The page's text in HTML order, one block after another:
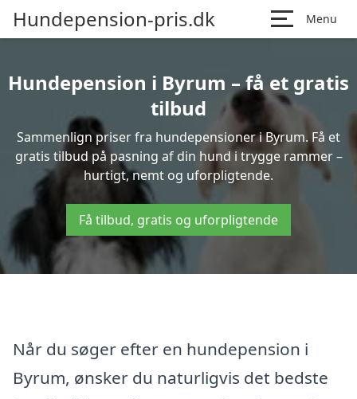
Hundepension-pris.dk Menu
Hundepension i Byrum – få et gratis
tilbud
Sammenlign priser fra hundepensioner i Byrum. Få et
gratis tilbud på pasning af din hund i trygge rammer –
hurtigt, nemt og uforpligtende.
Få tilbud, gratis og uforpligtende
Når du søger efter en hundepension i
Byrum, ønsker du naturligvis det bedste